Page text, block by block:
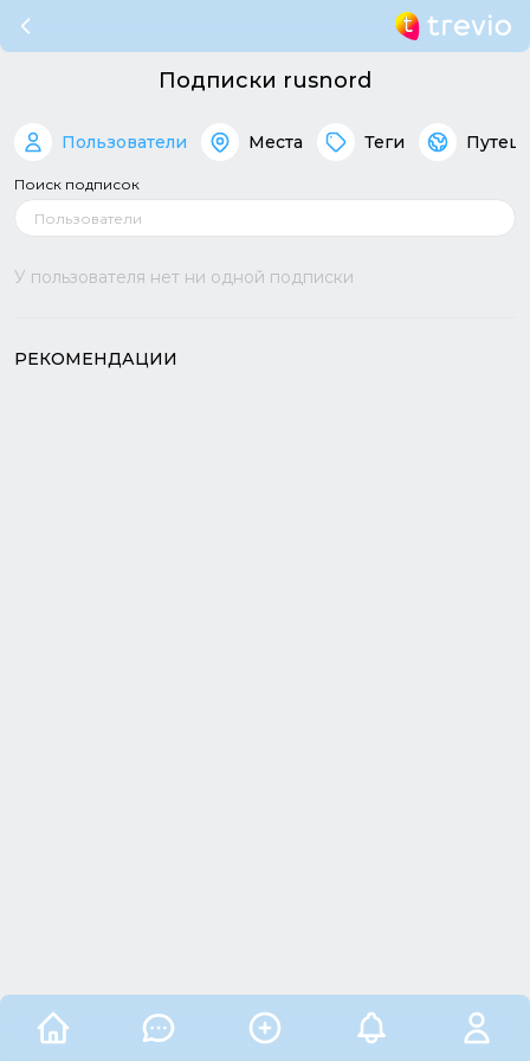
Подписки rusnord
Пользователи Места Теги
Поиск подписок
У пользователя нет ни одной подписки
РЕКОМЕНДАЦИИ